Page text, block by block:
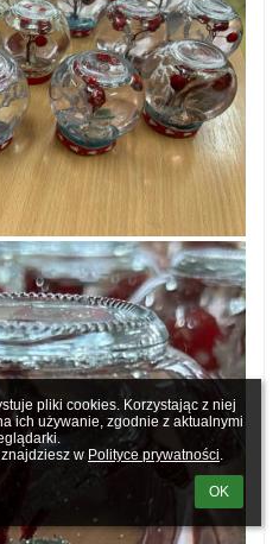
pliki cookies. Korzystając z niej
ich używanie, zgodnie z aktualnymi
w Polityce prywatności.
OK